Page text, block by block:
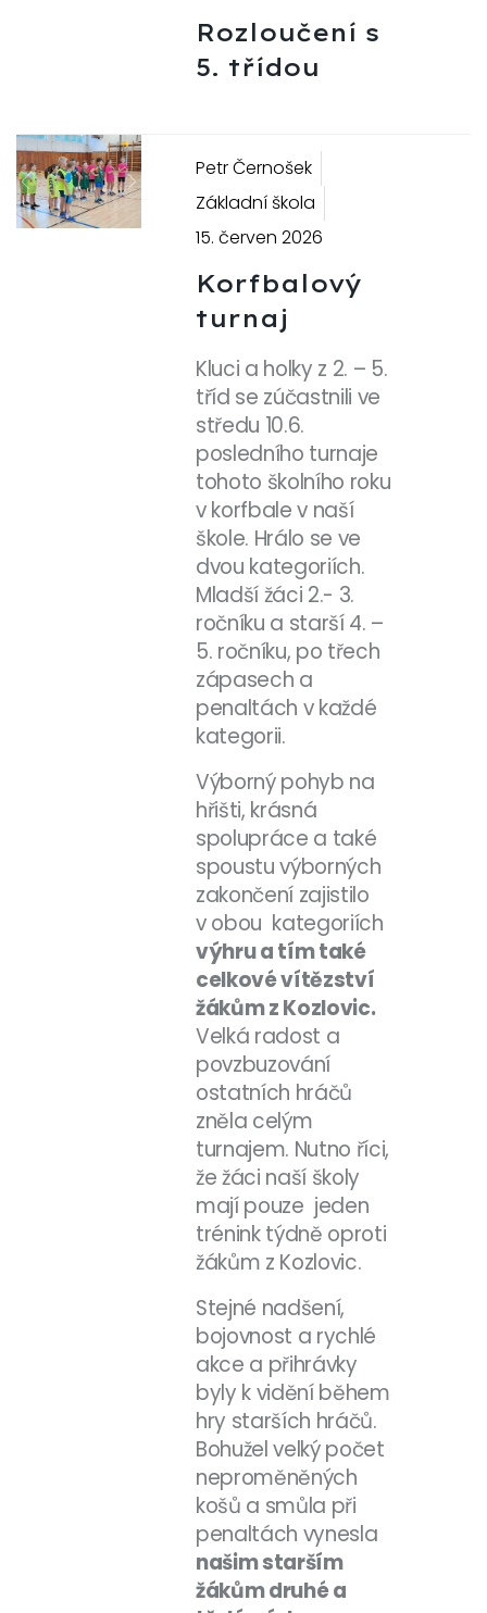
Rozloučení s
5. třídou
Previous Next
Petr Černošek
Základní škola
15. červen 2026
Korfbalový
turnaj
Kluci a holky z 2. – 5.
tříd se zúčastnili ve
středu 10.6.
posledního turnaje
tohoto školního roku
v korfbale v naší
škole. Hrálo se ve
dvou kategoriích.
Mladší žáci 2.- 3.
ročníku a starší 4. –
5. ročníku, po třech
zápasech a
penaltách v každé
kategorii.
Výborný pohyb na
hřišti, krásná
spolupráce a také
spoustu výborných
zakončení zajistilo
v obou kategoriích
výhru a tím také
celkové vítězství
žákům z Kozlovic.
Velká radost a
povzbuzování
ostatních hráčů
zněla celým
turnajem. Nutno říci,
že žáci naší školy
mají pouze jeden
trénink týdně oproti
žákům z Kozlovic.
Stejné nadšení,
bojovnost a rychlé
akce a přihrávky
byly k vidění během
hry starších hráčů.
Bohužel velký počet
neproměněných
košů a smůla při
penaltách vynesla
našim starším
žákům druhé a